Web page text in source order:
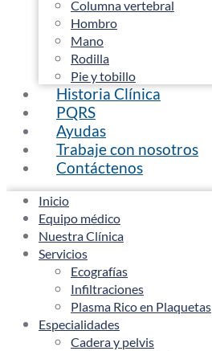
Columna vertebral
Hombro
Mano
Rodilla
Pie y tobillo
Historia Clínica
PQRS
Ayudas
Trabaje con nosotros
Contáctenos
Inicio
Equipo médico
Nuestra Clínica
Servicios
Ecografías
Infiltraciones
Plasma Rico en Plaquetas
Especialidades
Cadera y pelvis